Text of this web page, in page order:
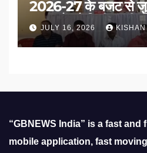
2026-27 के बजट से
प्रस्तावों को मिली मंजूरी
JULY 16, 2026
“GBNEWS India” is a fast and
mobile application, fast